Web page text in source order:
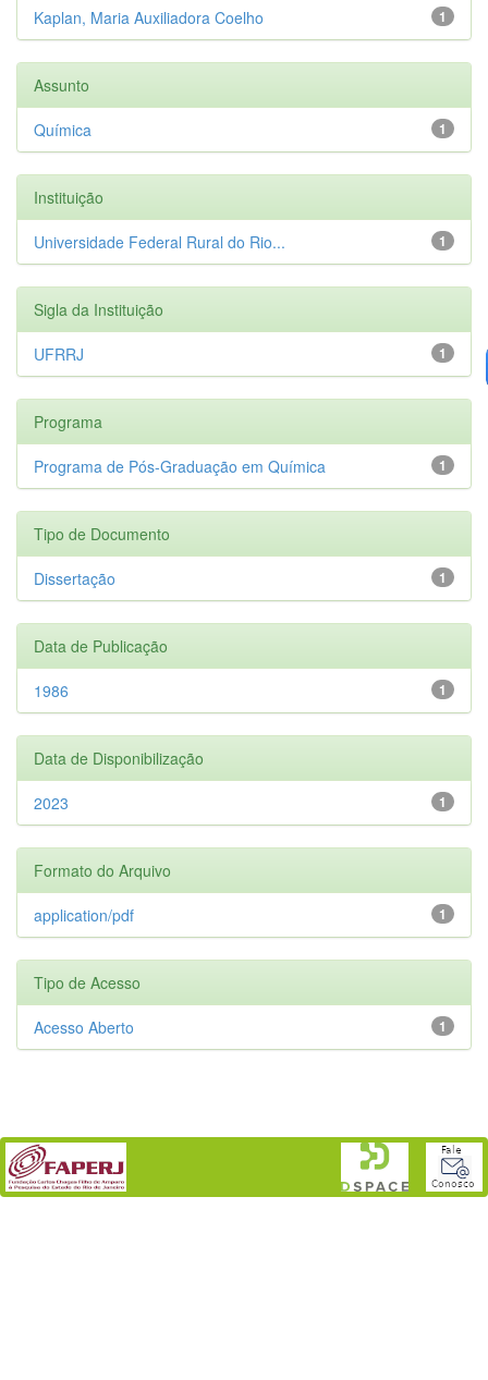
1
Kaplan, Maria Auxiliadora Coelho
Assunto
1
Química
Instituição
1
Universidade Federal Rural do Rio...
Sigla da Instituição
1
UFRRJ
Programa
1
Programa de Pós-Graduação em Química
Tipo de Documento
1
Dissertação
Data de Publicação
1
1986
Data de Disponibilização
1
2023
Formato do Arquivo
1
application/pdf
Tipo de Acesso
1
Acesso Aberto